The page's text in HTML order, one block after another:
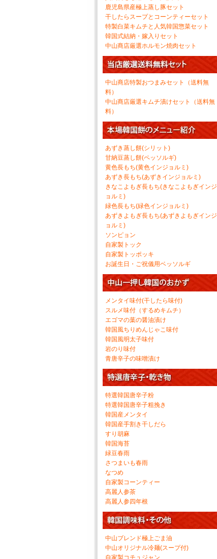
鹿児島県産極上蒸し豚セット
干したらスープとコーンティーセット
特製白菜キムチと人気韓国惣菜セット
韓国式結納・嫁入りセット
中山商店厳選ホルモン焼肉セット
中山商店特製おつまみセット（送料無
料）
中山商店厳選キムチ漬けセット（送料無
料）
あずき蒸し餅(シリット)
甘納豆蒸し餅(ペッソルギ)
黄色長もち(黄色インジョルミ)
あずき長もち(あずきインジョルミ)
きなこよもぎ長もち(きなこよもぎインジ
ョルミ)
緑色長もち(緑色インジョルミ)
あずきよもぎ長もち(あずきよもぎインジ
ョルミ)
ソンピョン
自家製トック
自家製トッポッキ
お誕生日・ご祝儀用ベッソルギ
メンタイ味付(干したら味付)
スルメ味付（するめキムチ）
エゴマの葉の醤油漬け
韓国風ちりめんじゃこ味付
韓国風明太子味付
岩のり味付
青唐辛子の味噌漬け
特選韓国唐辛子粉
特選韓国唐辛子粗挽き
韓国産メンタイ
韓国産手割き干しだら
すり胡麻
韓国海苔
緑豆春雨
さつまいも春雨
なつめ
自家製コーンティー
高麗人参茶
高麗人参四年根
中山ブレンド極上ごま油
中山オリジナル冷麺(スープ付)
自家製コチュジャン